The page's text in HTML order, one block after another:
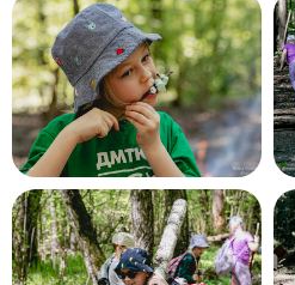
Наши походы подходят
уровня.
Дополнительной